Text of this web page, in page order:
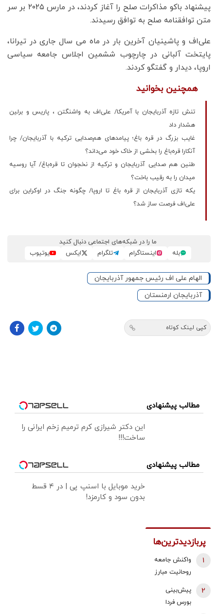
پیشنهاد باکو مذاکرات صلح را آغاز کردند، در مارس ۲۰۲۵ بر سر
متن توافقنامه صلح به توافق رسیدند.
علی‌اف و پاشینیان آخرین بار در ماه می سال جاری در تیرانا،
پایتخت آلبانی در چارچوب ششمین اجلاس جامعه سیاسی
اروپا، دیدار و گفتگو کردند.
همچنین بخوانید
تنش تازه آذربایجان با آمریکا/ علی‌اف به واشنگتن ، پاریس و برلین
هشدار داد
غایب بزرگ در قره باغ؛ پیامدهای هم‌صدایی ترکیه با آذربایجان/ چرا
آنکارا قره‌باغ را بخشی از خاک خود می‌داند؟
طنین هم صدایی آذربایجان و ترکیه از نخجوان تا قره‌باغ/ آیا روسیه
میدان را به رقیب باخت؟
یکه تازی آذربایجان از قره باغ تا اروپا/ چگونه جنگ در اوکراین برای
علی‌اف فرصت ساز شد؟
ما را در شبکه‌های اجتماعی دنبال کنید
بله
اینستاگرام تلگرام ایکس یوتیوب
الهام علی اف رئیس جمهور آذربایجان
آذربایجان ارمنستان
کپی لینک کوتاه
مطالب پیشنهادی
این دکتر شیرازی کرم ترمیم زخم ایرانی را
ساخت!!!
مطالب پیشنهادی
خرید موبایل با اسنپ پی | در ۴ قسط
بدون سود و کارمزد!
پربازدیدترین‌ها
واکنش جامعه
روحانیت مبارز
خرازی: اظهارات
باقر خرازی نه
1
پیش‌بینی
بورس فردا
2